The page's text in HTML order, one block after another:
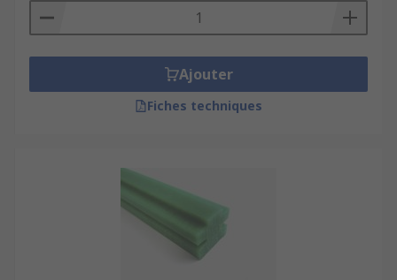
Ajouter
Fiches techniques